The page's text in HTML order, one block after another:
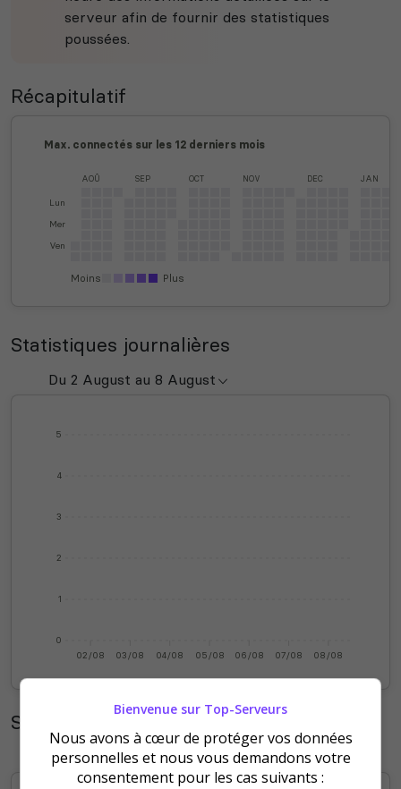
serveur afin de fournir des statistiques
poussées.
Récapitulatif
Max. connectés sur les 12 derniers mois
Lun
Mer
Ven
AOÛ SEP OCT NOV DEC JAN
Moins Plus
Statistiques journalières
0
1
2
3
4
5
02/08 03/08 04/08 05/08 06/08 07/08 08/08
Statistiques mensuelles
Bienvenue sur Top-Serveurs
Nous avons à cœur de protéger vos données
personnelles et nous vous demandons votre
consentement pour les cas suivants :